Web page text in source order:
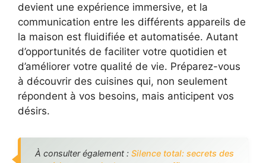
devient une expérience immersive, et la
communication entre les différents appareils de
la maison est fluidifiée et automatisée. Autant
d’opportunités de faciliter votre quotidien et
d’améliorer votre qualité de vie. Préparez-vous
à découvrir des cuisines qui, non seulement
répondent à vos besoins, mais anticipent vos
désirs.
À consulter également : Silence total: secrets des